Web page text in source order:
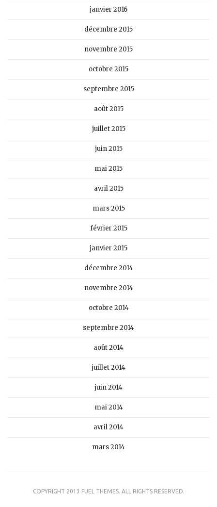
janvier 2016
décembre 2015
novembre 2015
octobre 2015
septembre 2015
août 2015
juillet 2015
juin 2015
mai 2015
avril 2015
mars 2015
février 2015
janvier 2015
décembre 2014
novembre 2014
octobre 2014
septembre 2014
août 2014
juillet 2014
juin 2014
mai 2014
avril 2014
mars 2014
COPYRIGHT 2013 FUEL THEMES. ALL RIGHTS RESERVED.